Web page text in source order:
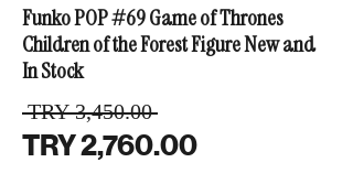
Funko POP #69 Game of Thrones
Children of the Forest Figure New and
In Stock
TRY 3,450.00 Regular Price
TRY 2,760.00Sale Price